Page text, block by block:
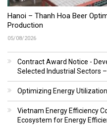
Hanoi – Thanh Hoa Beer
Production
05/08/2026
Contract Award Notice -
Selected Industrial Sectors
Optimizing Energy
Vietnam Energy Efficiency
Ecosystem for Energy